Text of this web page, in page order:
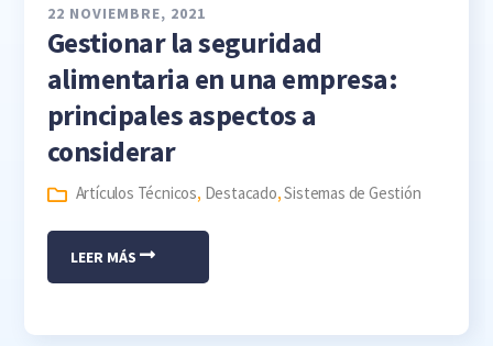
22 NOVIEMBRE, 2021
Gestionar la seguridad
alimentaria en una empresa:
principales aspectos a
considerar
Artículos Técnicos, Destacado,Sistemas de Gestión
LEER MÁS